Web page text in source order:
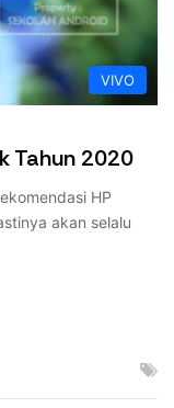
VIVO
Tahun 2020
HP
akan selalu